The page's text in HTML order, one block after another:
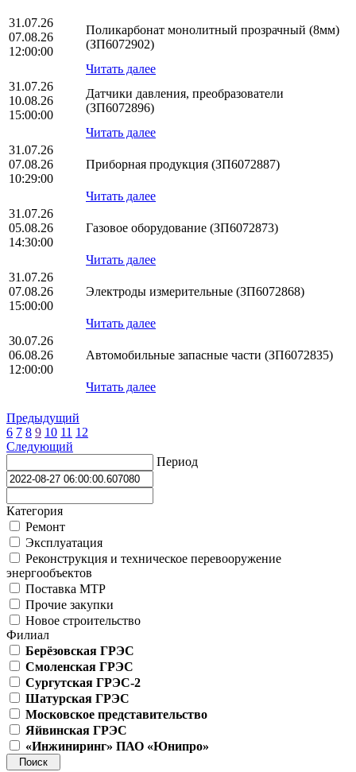
31.07.26
07.08.26
12:00:00
Поликарбонат монолитный прозрачный (8мм)
(ЗП6072902)
Читать далее
31.07.26
10.08.26
15:00:00
Датчики давления, преобразователи
(ЗП6072896)
Читать далее
31.07.26
07.08.26
10:29:00
Приборная продукция (ЗП6072887)
Читать далее
31.07.26
05.08.26
14:30:00
Газовое оборудование (ЗП6072873)
Читать далее
31.07.26
07.08.26
15:00:00
Электроды измерительные (ЗП6072868)
Читать далее
30.07.26
06.08.26
12:00:00
Автомобильные запасные части (ЗП6072835)
Читать далее
Предыдущий
6 7 8 9 10 11 12
Следующий
Период
Категория
Ремонт
Эксплуатация
Реконструкция и техническое перевооружение
энергообъектов
Поставка МТР
Прочие закупки
Новое строительство
Филиал
Берёзовская ГРЭС
Смоленская ГРЭС
Сургутская ГРЭС-2
Шатурская ГРЭС
Московское представительство
Яйвинская ГРЭС
«Инжиниринг» ПАО «Юнипро»